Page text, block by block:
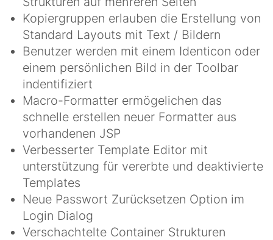
Kopiergruppen erlauben die Erstellung von
Standard Layouts mit Text / Bildern
Benutzer werden mit einem Identicon oder
einem persönlichen Bild in der Toolbar
indentifiziert
Macro-Formatter ermögelichen das
schnelle erstellen neuer Formatter aus
vorhandenen JSP
Verbesserter Template Editor mit
unterstützung für vererbte und deaktivierte
Templates
Neue Passwort Zurücksetzen Option im
Login Dialog
Verschachtelte Container Strukturen